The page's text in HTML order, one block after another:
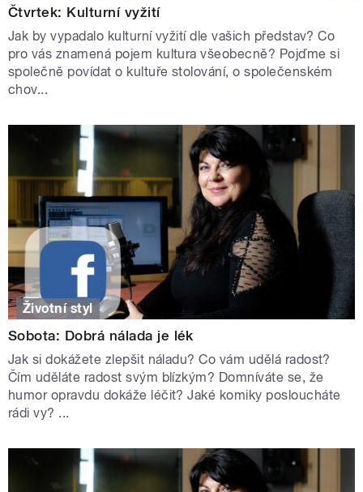
Čtvrtek: Kulturní vyžití
Jak by vypadalo kulturní vyžití dle vašich představ? Co
pro vás znamená pojem kultura všeobecně? Pojďme si
společně povídat o kultuře stolování, o společenském
chov...
Životní styl
Sobota: Dobrá nálada je lék
Jak si dokážete zlepšit náladu? Co vám udělá radost?
Čím uděláte radost svým blízkým? Domníváte se, že
humor opravdu dokáže léčit? Jaké komiky posloucháte
rádi vy? ...